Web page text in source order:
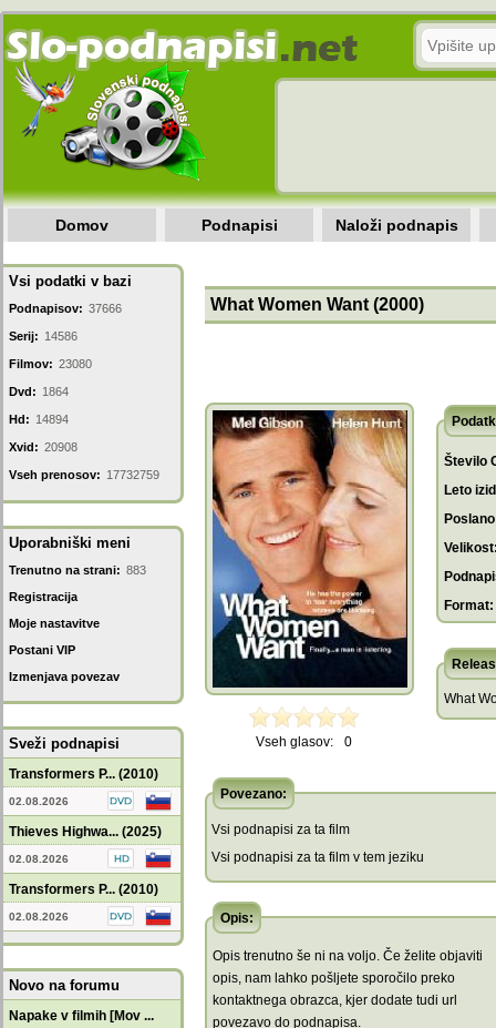
Domov Podnapisi Naloži podnapis
Vsi podatki v bazi
Podnapisov: 37666
Serij: 14586
Filmov: 23080
Dvd: 1864
Hd: 14894
Xvid: 20908
Vseh prenosov: 17732759
Uporabniški meni
Trenutno na strani: 883
Registracija
Moje nastavitve
Postani VIP
Izmenjava povezav
Sveži podnapisi
Transformers P... (2010)
02.08.2026
Thieves Highwa... (2025)
02.08.2026
Transformers P... (2010)
02.08.2026
Novo na forumu
Napake v filmih [Mov ...
What Women Want (2000)
Vseh glasov: 0
Število
Leto
Format:
What
Povezano:
Vsi podnapisi za ta film
Vsi podnapisi za ta film v tem jeziku
Opis:
Opis trenutno še ni na voljo. Če želite objaviti
opis, nam lahko pošljete sporočilo preko
kontaktnega obrazca, kjer dodate tudi url
povezavo do podnapisa.